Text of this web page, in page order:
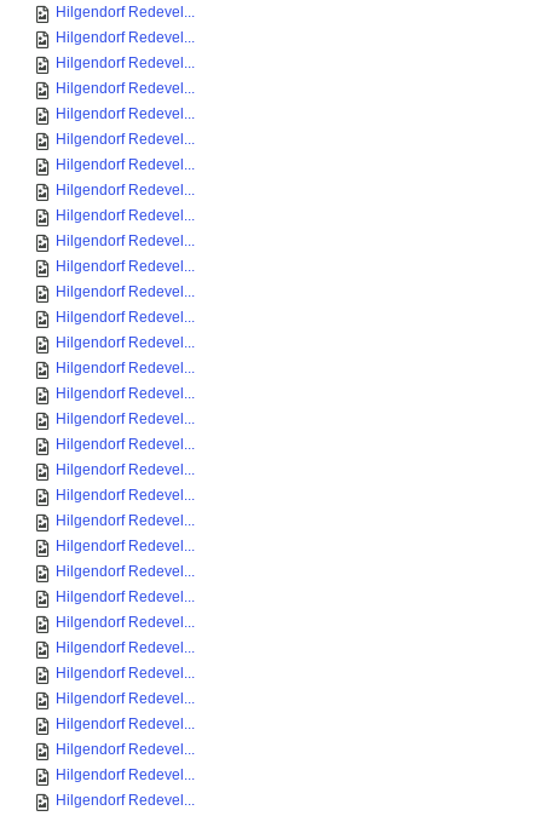
Hilgendorf Redevel...
Hilgendorf Redevel...
Hilgendorf Redevel...
Hilgendorf Redevel...
Hilgendorf Redevel...
Hilgendorf Redevel...
Hilgendorf Redevel...
Hilgendorf Redevel...
Hilgendorf Redevel...
Hilgendorf Redevel...
Hilgendorf Redevel...
Hilgendorf Redevel...
Hilgendorf Redevel...
Hilgendorf Redevel...
Hilgendorf Redevel...
Hilgendorf Redevel...
Hilgendorf Redevel...
Hilgendorf Redevel...
Hilgendorf Redevel...
Hilgendorf Redevel...
Hilgendorf Redevel...
Hilgendorf Redevel...
Hilgendorf Redevel...
Hilgendorf Redevel...
Hilgendorf Redevel...
Hilgendorf Redevel...
Hilgendorf Redevel...
Hilgendorf Redevel...
Hilgendorf Redevel...
Hilgendorf Redevel...
Hilgendorf Redevel...
Hilgendorf Redevel...